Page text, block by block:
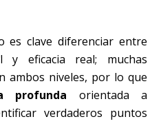
es clave diferenciar entre
y eficacia real; muchas
ambos niveles, por lo que
profunda orientada a
verdaderos puntos